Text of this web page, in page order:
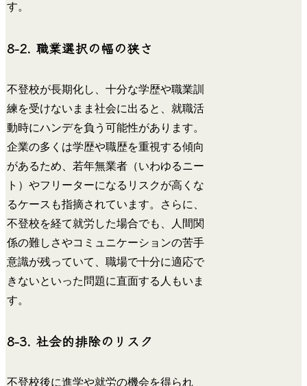
す。
8-2. 職業選択の幅の狭さ
不登校が長期化し、十分な学歴や職業訓
練を受けないまま社会に出ると、就職活
動時にハンデを負う可能性があります。
企業の多くは学歴や職歴を重視する傾向
があるため、若年無業者（いわゆるニー
ト）やフリーターになるリスクが高くな
るケースも指摘されています。さらに、
不登校を経て就労した場合でも、人間関
係の難しさやコミュニケーションの苦手
意識が残っていて、職場で十分に適応で
きないといった問題に直面する人もいま
す。
8-3. 社会的排除のリスク
不登校後に進学や就労の機会を得られ